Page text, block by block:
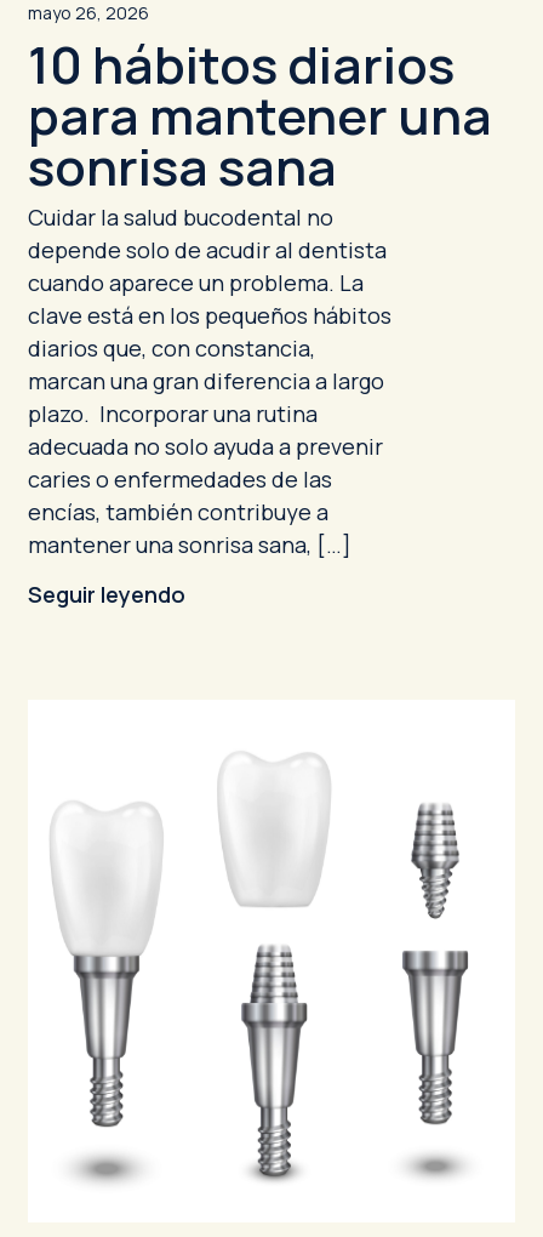
mayo 26, 2026
10 hábitos diarios
para mantener una
sonrisa sana
Cuidar la salud bucodental no
depende solo de acudir al dentista
cuando aparece un problema. La
clave está en los pequeños hábitos
diarios que, con constancia,
marcan una gran diferencia a largo
plazo. Incorporar una rutina
adecuada no solo ayuda a prevenir
caries o enfermedades de las
encías, también contribuye a
mantener una sonrisa sana, […]
Seguir leyendo